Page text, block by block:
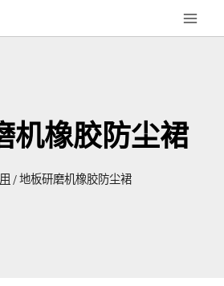
机橡胶防尘裙
/地板研磨机橡胶防尘裙